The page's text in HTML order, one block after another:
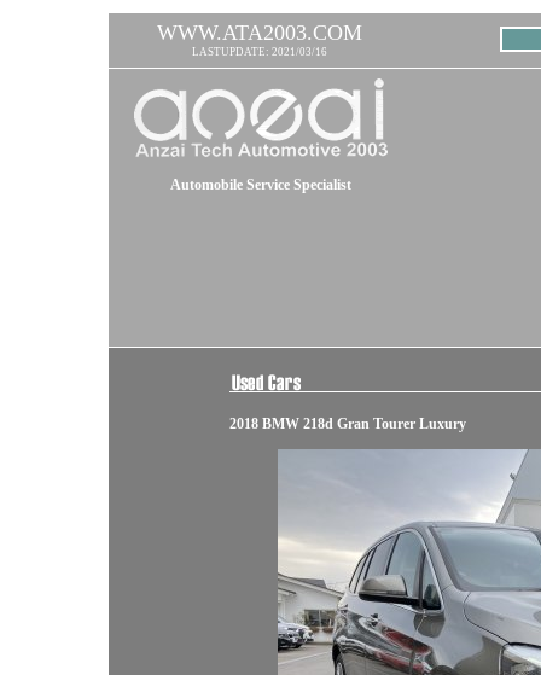
WWW.ATA2003.COM
LASTUPDATE: 2021/03/16
Automobile Service Specialist
2018 BMW 218d Gran Tourer Luxury